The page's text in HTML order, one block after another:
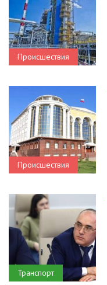
Происшествия
Происшествия
Транспорт